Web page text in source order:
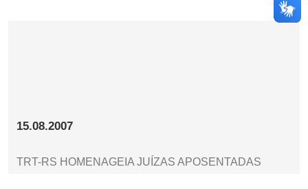
15.08.2007
TRT-RS HOMENAGEIA JUÍZAS APOSENTADAS